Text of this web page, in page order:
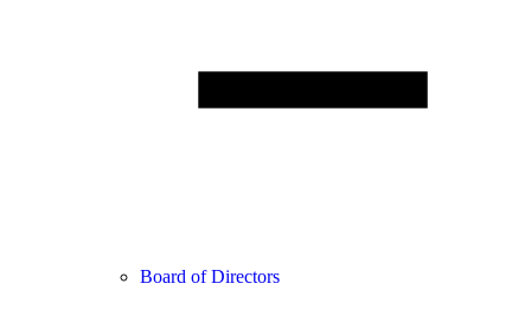
Board of Directors